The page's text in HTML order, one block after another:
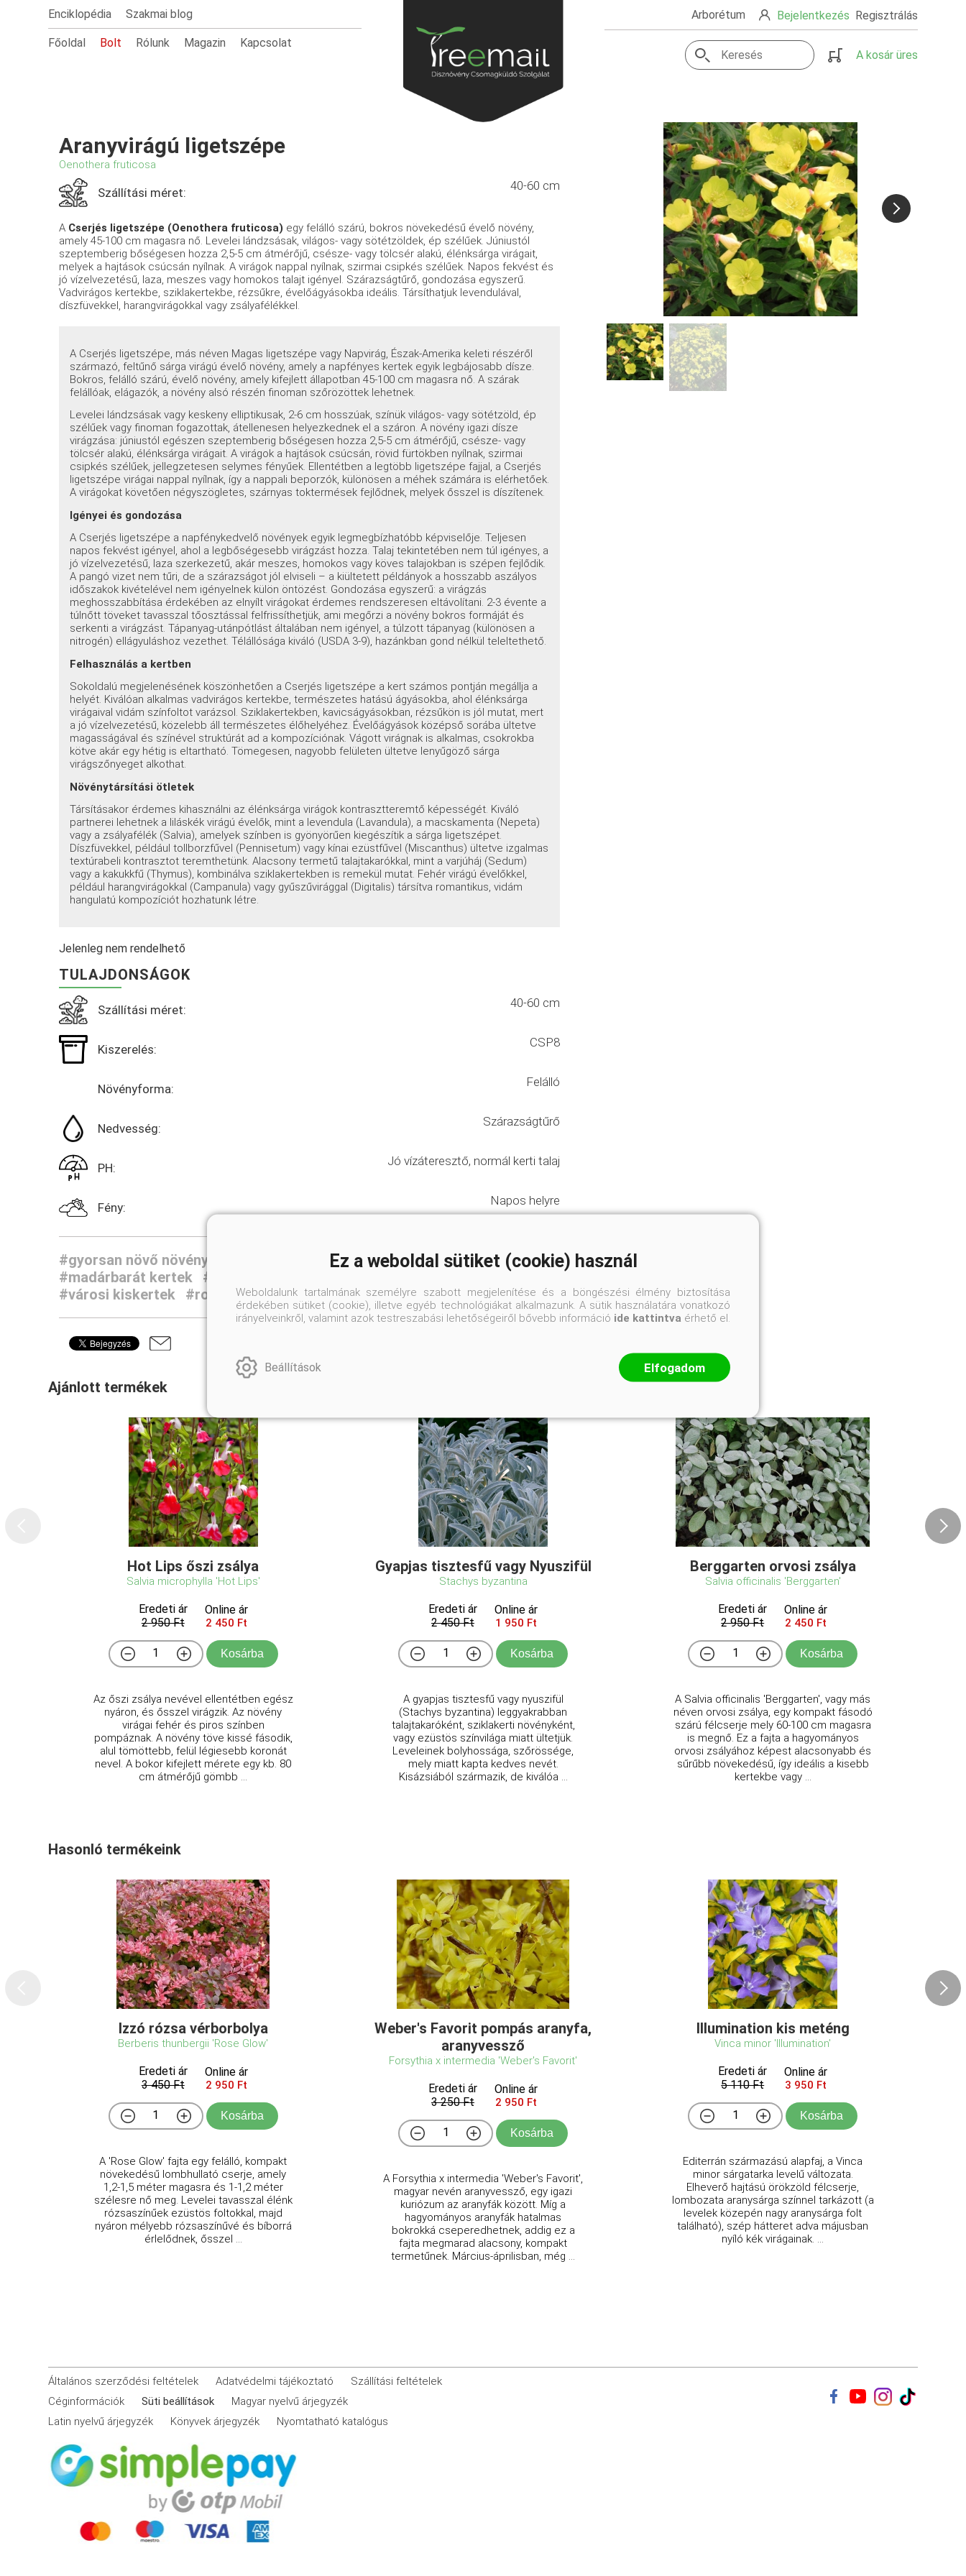
Enciklopédia Szakmai blog
Főoldal Bolt Rólunk Magazin Kapcsolat
Arborétum Bejelentkezés Regisztrálás
A kosár üres
Aranyvirágú ligetszépe
Oenothera fruticosa
Szállítási méret: 40-60 cm
A Cserjés ligetszépe (Oenothera fruticosa) egy felálló szárú, bokros növekedésű évelő növény,
amely 45-100 cm magasra nő. Levelei lándzsásak, világos- vagy sötétzöldek, ép szélűek. Júniustól
szeptemberig bőségesen hozza 2,5-5 cm átmérőjű, csésze- vagy tölcsér alakú, élénksárga virágait,
melyek a hajtások csúcsán nyílnak. A virágok nappal nyílnak, szirmai csipkés szélűek. Napos fekvést és
jó vízelvezetésű, laza, meszes vagy homokos talajt igényel. Szárazságtűrő, gondozása egyszerű.
Vadvirágos kertekbe, sziklakertekbe, rézsűkre, évelőágyásokba ideális. Társíthatjuk levendulával,
díszfüvekkel, harangvirágokkal vagy zsályafélékkel.
A Cserjés ligetszépe, más néven Magas ligetszépe vagy Napvirág, Észak-Amerika keleti részéről
származó, feltűnő sárga virágú évelő növény, amely a napfényes kertek egyik legbájosabb dísze.
Bokros, felálló szárú, évelő növény, amely kifejlett állapotban 45-100 cm magasra nő. A szárak
felállóak, elágazók, a növény alsó részén finoman szőrözöttek lehetnek.
Levelei lándzsásak vagy keskeny elliptikusak, 2-6 cm hosszúak, színük világos- vagy sötétzöld, ép
szélűek vagy finoman fogazottak, átellenesen helyezkednek el a száron. A növény igazi dísze
virágzása: júniustól egészen szeptemberig bőségesen hozza 2,5-5 cm átmérőjű, csésze- vagy
tölcsér alakú, élénksárga virágait. A virágok a hajtások csúcsán, rövid fürtökben nyílnak, szirmai
csipkés szélűek, jellegzetesen selymes fényűek. Ellentétben a legtöbb ligetszépe fajjal, a Cserjés
ligetszépe virágai nappal nyílnak, így a nappali beporzók, különösen a méhek számára is elérhetőek.
A virágokat követően négyszögletes, szárnyas toktermések fejlődnek, melyek ősszel is díszítenek.
Igényei és gondozása
A Cserjés ligetszépe a napfénykedvelő növények egyik legmegbízhatóbb képviselője. Teljesen
napos fekvést igényel, ahol a legbőségesebb virágzást hozza. Talaj tekintetében nem túl igényes, a
jó vízelvezetésű, laza szerkezetű, akár meszes, homokos vagy köves talajokban is szépen fejlődik.
A pangó vizet nem tűri, de a szárazságot jól elviseli – a kiültetett példányok a hosszabb aszályos
időszakok kivételével nem igényelnek külön öntözést. Gondozása egyszerű: a virágzás
meghosszabbítása érdekében az elnyílt virágokat érdemes rendszeresen eltávolítani. 2-3 évente a
túlnőtt töveket tavasszal tőosztással felfrissíthetjük, ami megőrzi a növény bokros formáját és
serkenti a virágzást. Tápanyag-utánpótlást általában nem igényel, a túlzott tápanyag (különösen a
nitrogén) ellágyuláshoz vezethet. Télállósága kiváló (USDA 3-9), hazánkban gond nélkül teleltethető.
Felhasználás a kertben
Sokoldalú megjelenésének köszönhetően a Cserjés ligetszépe a kert számos pontján megállja a
helyét. Kiválóan alkalmas vadvirágos kertekbe, természetes hatású ágyásokba, ahol élénksárga
virágaival vidám színfoltot varázsol. Sziklakertekben, kavicságyásokban, rézsűkön is jól mutat, mert
a jó vízelvezetésű, közelebb áll természetes élőhelyéhez. Évelőágyások középső sorába ültetve
magasságával és színével struktúrát ad a kompozíciónak. Vágott virágnak is alkalmas, csokrokba
kötve akár egy hétig is eltartható. Tömegesen, nagyobb felületen ültetve lenyűgöző sárga
virágszőnyeget alkothat.
Növénytársítási ötletek
Társításakor érdemes kihasználni az élénksárga virágok kontrasztteremtő képességét. Kiváló
partnerei lehetnek a liláskék virágú évelők, mint a levendula (Lavandula), a macskamenta (Nepeta)
vagy a zsályafélék (Salvia), amelyek színben is gyönyörűen kiegészítik a sárga ligetszépet.
Díszfüvekkel, például tollborzfűvel (Pennisetum) vagy kínai ezüstfűvel (Miscanthus) ültetve izgalmas
textúrabeli kontrasztot teremthetünk. Alacsony termetű talajtakarókkal, mint a varjúháj (Sedum)
vagy a kakukkfű (Thymus), kombinálva sziklakertekben is remekül mutat. Fehér virágú évelőkkel,
például harangvirágokkal (Campanula) vagy gyűszűvirággal (Digitalis) társítva romantikus, vidám
hangulatú kompozíciót hozhatunk létre.
Jelenleg nem rendelhető
TULAJDONSÁGOK
Szállítási méret: 40-60 cm
Kiszerelés: CSP8
Növényforma: Felálló
Nedvesség: Szárazságtűrő
PH: Jó vízáteresztő, normál kerti talaj
Fény: Napos helyre
#gyorsan növő növények #virágos növények #mediterrán növények
#madárbarát kertek
#rossz termőhelyi adottságú kertek növényei
#városi kiskertek
#romantikus, falusias kertek #évelők
Ajánlott termékek
Hot Lips őszi zsálya
Salvia microphylla 'Hot Lips'
Eredeti ár
2 950 Ft
Online ár
2 450 Ft
Kosárba
Az őszi zsálya nevével ellentétben egész
nyáron, és ősszel virágzik. Az növény
virágai fehér és piros színben
pompáznak. A növény töve kissé fásodik,
alul tömöttebb, felül légiesebb koronát
nevel. A bokor kifejlett mérete egy kb. 80
cm átmérőjű gömbb ...
Gyapjas tisztesfű vagy Nyuszifül
Stachys byzantina
Eredeti ár
2 450 Ft
Online ár
1 950 Ft
Kosárba
A gyapjas tisztesfű vagy nyuszifül
(Stachys byzantina) leggyakrabban
talajtakaróként, sziklakerti növényként,
vagy ezüstös színvilága miatt ültetjük.
Leveleinek bolyhossága, szőrössége,
mely miatt kapta kedves nevét.
Kisázsiából származik, de kiválóa ...
Berggarten orvosi zsálya
Salvia officinalis 'Berggarten'
Eredeti ár
2 950 Ft
Online ár
2 450 Ft
Kosárba
A Salvia officinalis 'Berggarten', vagy más
néven orvosi zsálya, egy kompakt fásodó
szárú félcserje mely 60-100 cm magasra
is megnő. Ez a fajta a hagyományos
orvosi zsályához képest alacsonyabb és
sűrűbb növekedésű, így ideális a kisebb
kertekbe vagy ...
Hasonló termékeink
Izzó rózsa vérborbolya
Berberis thunbergii 'Rose Glow'
Eredeti ár
3 450 Ft
Online ár
2 950 Ft
Kosárba
A 'Rose Glow' fajta egy felálló, kompakt
növekedésű lombhullató cserje, amely
1,2-1,5 méter magasra és 1-1,2 méter
szélesre nő meg. Levelei tavasszal élénk
rózsaszínűek ezüstös foltokkal, majd
nyáron mélyebb rózsaszínűvé és bíborrá
érlelődnek, ősszel ...
Weber's Favorit pompás aranyfa,
aranyvessző
Forsythia x intermedia 'Weber's Favorit'
Eredeti ár
3 250 Ft
Online ár
2 950 Ft
Kosárba
A Forsythia x intermedia 'Weber's Favorit',
magyar nevén aranyvessző, egy igazi
kuriózum az aranyfák között. Míg a
hagyományos aranyfák hatalmas
bokrokká cseperedhetnek, addig ez a
fajta megmarad alacsony, kompakt
termetűnek. Március-áprilisban, még ...
Illumination kis meténg
Vinca minor 'Illumination'
Eredeti ár
5 110 Ft
Online ár
3 950 Ft
Kosárba
Editerrán származású alapfaj, a Vinca
minor sárgatarka levelű változata.
Elheverő hajtású örökzöld félcserje,
lombozata aranysárga színnel tarkázott (a
levelek közepén nagy aranysárga folt
található), szép hátteret adva májusban
nyíló kék virágainak. ...
Általános szerződési feltételek Adatvédelmi tájékoztató
Szállítási feltételek
Céginformációk
Süti beállítások
Magyar nyelvű árjegyzék
Latin nyelvű árjegyzék
Könyvek árjegyzék Nyomtatható katalógus
Ez a weboldal sütiket (cookie) használ
Weboldalunk tartalmának személyre szabott megjelenítése és a böngészési élmény biztosítása
érdekében sütiket (cookie), illetve egyéb technológiákat alkalmazunk. A sütik használatára vonatkozó
irányelveinkről, valamint azok testreszabási lehetőségeiről bővebb információ ide kattintva érhető el.
Beállítások Elfogadom